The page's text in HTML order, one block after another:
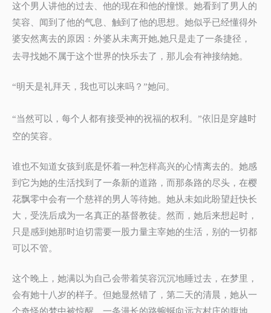
这个男人讲他的过去、他的现在和他的憧憬。她看到了男人的
笑容、闻到了他的气息、触到了他的思想。她似乎已经懂得外
婆安然离去的原因：外婆从未离开她,她只是走了一条捷径，
去寻找她不属于这个世界的快乐去了，那儿会有神接纳她。
“明天是礼拜天，我也可以来吗？ ”她问。
“当然可以，每个人都有接受神的祝福的权利。 ”依旧是穿越时
空的笑容。
谁也不知道女孩到底是怀着一种怎样高兴的心情离去的。她感
到它为她的生活找到了一条新的道路，而那条路的尽头，在樱
花飘零中会有一个慈祥的男人等待她。她从未如此盼望赶快长
大，受洗后成为一名真正的基督教徒。然而，她后来想起时，
只是感到她那时迫切需要一股力量主宰她的生活，别的一切都
可以不管。
这个晚上，她满以为自己会带着笑容沉沉地睡过去，在梦里，
会有她十八岁的样子。但她显然错了，第二天的清晨，她从一
个奇怪的梦中被惊醒。一条漫长的路蜿蜒向远方村庄的腹地，